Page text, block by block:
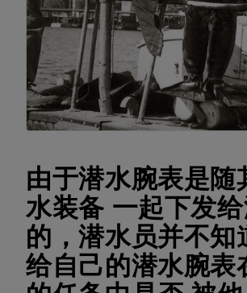
由于潜水腕表是随
水装备 一起下发
的，潜水员并不知
给自己的潜水腕表